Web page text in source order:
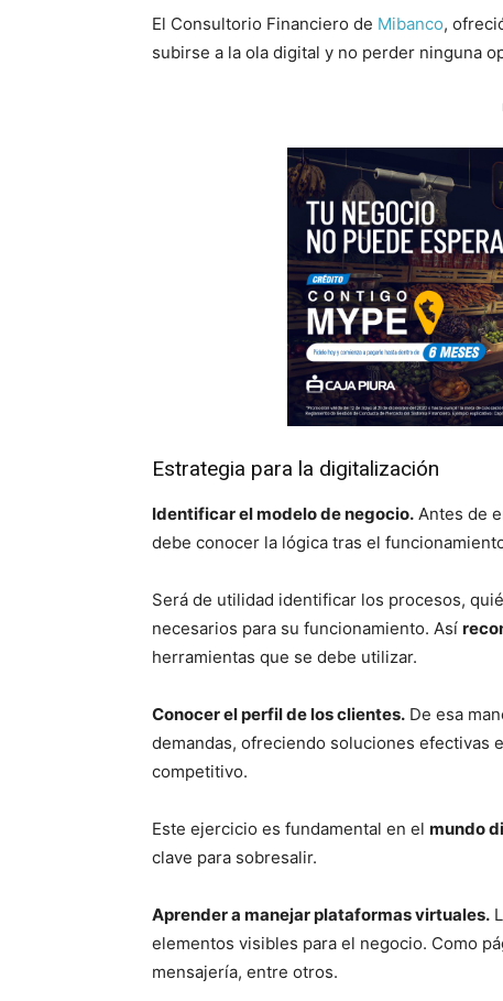
El Consultorio Financiero de Mibanco,
subirse a la ola digital y no perder ninguna
Estrategia para la digitalización
Identificar el modelo de negocio. Antes de
debe conocer la lógica tras el
Será de utilidad identificar los procesos,
necesarios para su funcionamiento. Así
herramientas que se debe utilizar.
Conocer el perfil de los clientes. De esa
demandas, ofreciendo soluciones efectivas
competitivo.
Este ejercicio es fundamental en el mundo
clave para sobresalir.
Aprender a manejar plataformas virtuales.
elementos visibles para el negocio. Como
mensajería, entre otros.